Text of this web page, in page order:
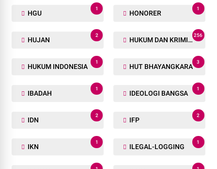
HGU
1
HONORER
1
HUJAN
2
HUKUM DAN KRIMINAL
256
HUKUM INDONESIA
1
HUT BHAYANGKARA
3
IBADAH
1
IDEOLOGI BANGSA
1
IDN
2
IFP
2
IKN
1
ILEGAL-LOGGING
1